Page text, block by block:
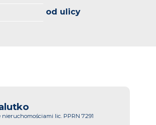
od ulicy
lic. PPRN 7291